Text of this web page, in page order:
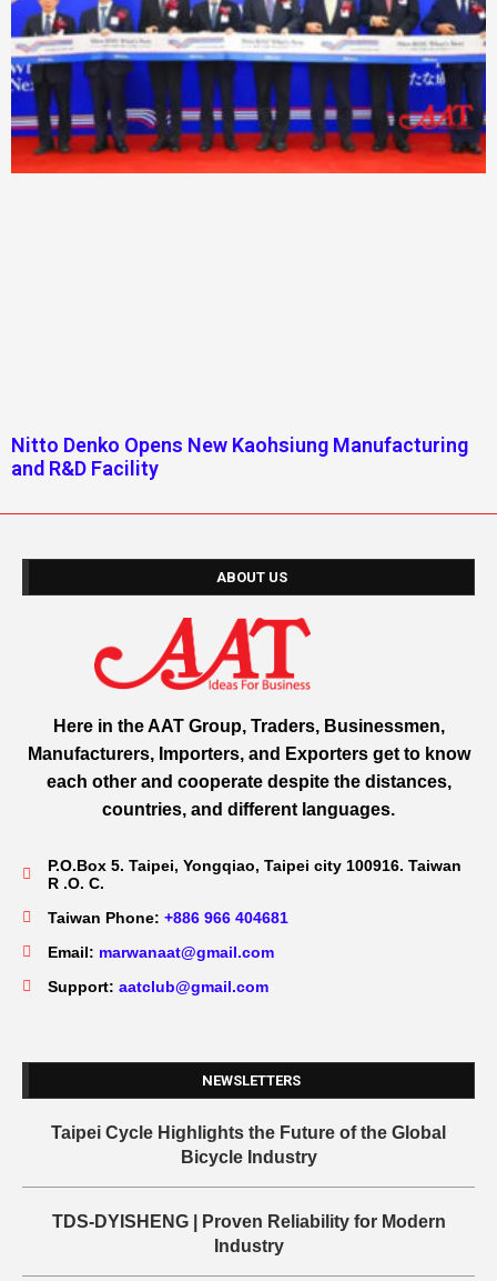
Nitto Denko Opens New Kaohsiung Manufacturing
and R&D Facility
ABOUT US
Here in the AAT Group, Traders, Businessmen,
Manufacturers, Importers, and Exporters get to know
each other and cooperate despite the distances,
countries, and different languages.
P.O.Box 5. Taipei, Yongqiao, Taipei city 100916. Taiwan
R .O. C.
Taiwan Phone: +886 966 404681
Email: marwanaat@gmail.com
Support: aatclub@gmail.com
NEWSLETTERS
Taipei Cycle Highlights the Future of the Global
Bicycle Industry
TDS-DYISHENG | Proven Reliability for Modern
Industry